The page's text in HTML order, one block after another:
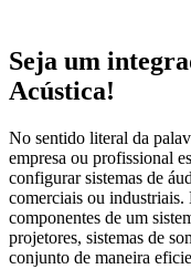
Seja um
Acústica!
No sentido literal da
empresa ou profissional
configurar sistemas de
comerciais ou industriais.
componentes de um
projetores, sistemas de
conjunto de maneira